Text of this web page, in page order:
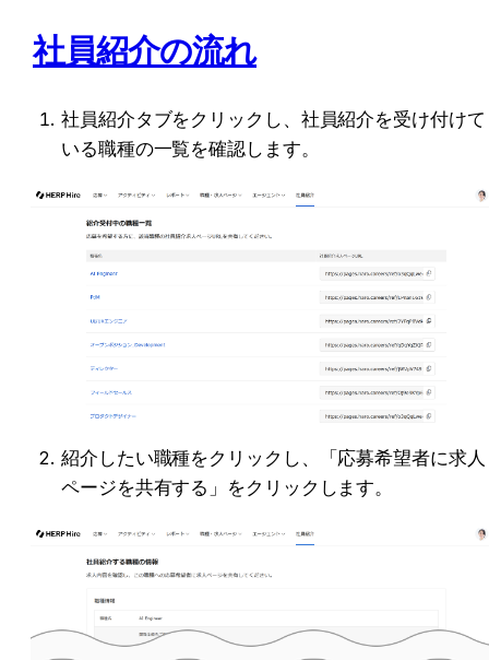
社員紹介の流れ
社員紹介タブをクリックし、社員紹介を受け付けて
いる職種の一覧を確認します。
紹介したい職種をクリックし、「応募希望者に求人
ページを共有する」をクリックします。